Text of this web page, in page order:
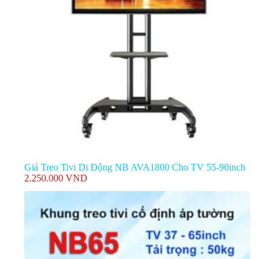
Giá Treo Tivi Di Động NB AVA1800 Cho TV 55-90inch
2.250.000 VND